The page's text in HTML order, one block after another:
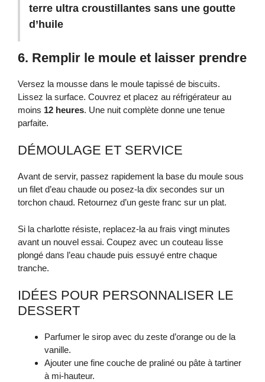
terre ultra croustillantes sans une goutte
d’huile
6. Remplir le moule et laisser prendre
Versez la mousse dans le moule tapissé de biscuits.
Lissez la surface. Couvrez et placez au réfrigérateur au
moins 12 heures. Une nuit complète donne une tenue
parfaite.
DÉMOULAGE ET SERVICE
Avant de servir, passez rapidement la base du moule sous
un filet d’eau chaude ou posez-la dix secondes sur un
torchon chaud. Retournez d’un geste franc sur un plat.
Si la charlotte résiste, replacez-la au frais vingt minutes
avant un nouvel essai. Coupez avec un couteau lisse
plongé dans l’eau chaude puis essuyé entre chaque
tranche.
IDÉES POUR PERSONNALISER LE
DESSERT
Parfumer le sirop avec du zeste d’orange ou de la
vanille.
Ajouter une fine couche de praliné ou pâte à tartiner
à mi-hauteur.